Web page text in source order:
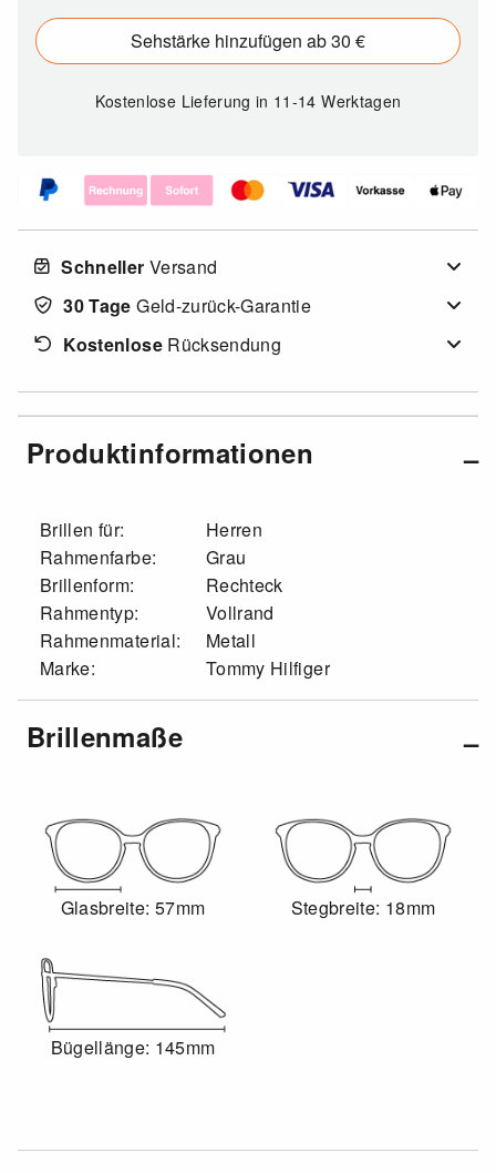
Sehstärke hinzufügen ab 30 €
Kostenlose Lieferungin 11-14 Werktagen
Schneller Versand
30 Tage Geld-zurück-Garantie
KostenloseRücksendung
Produktinformationen
Brillen für:
Herren
Rahmenfarbe:
Grau
Brillenform:
Rechteck
Rahmentyp:
Vollrand
Rahmenmaterial:
Metall
Marke:
Tommy Hilfiger
Brillenmaße
Glasbreite: 57mm Stegbreite: 18mm
Bügellänge: 145mm